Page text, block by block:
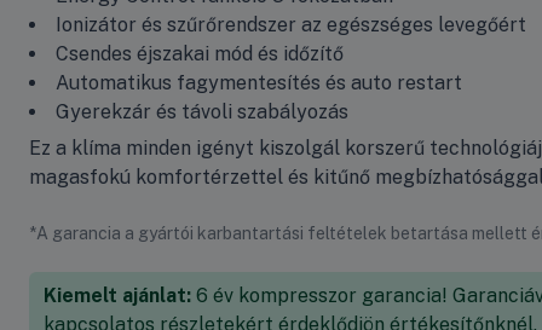
Ionizátor és szűrőrendszer az egészséges levegőért
Csendes éjszakai mód és időzítő
Automatikus fagymentesítés és auto restart
Gyerekzár és távoli szabályozás
Ez a klíma minden igényt kiszolgál korszerű
magasfokú komfortérzettel és kitűnő
*A garancia a gyártói karbantartási feltételek betartása mellett
Kiemelt ajánlat: 6 év kompresszor garancia!
kapcsolatos részletekért érdeklődjön értékesítőnknél.